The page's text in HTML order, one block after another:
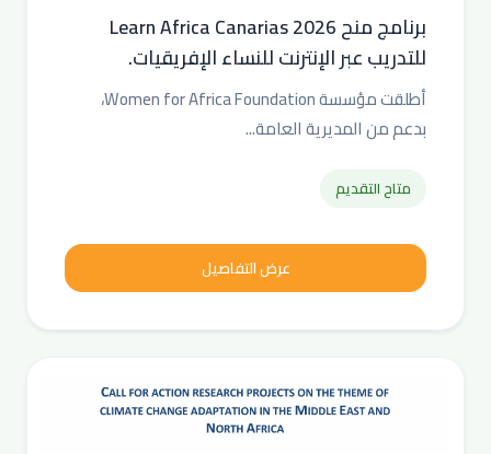
برنامج منح Learn Africa Canarias 2026
للتدريب عبر الإنترنت للنساء الإفريقيات.
أطلقت مؤسسة Women for Africa Foundation،
بدعم من المديرية العامة...
متاح التقديم
عرض التفاصيل